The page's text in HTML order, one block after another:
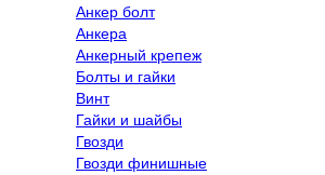
Анкер болт
Анкера
Анкерный крепеж
Болты и гайки
Винт
Гайки и шайбы
Гвозди
Гвозди финишные